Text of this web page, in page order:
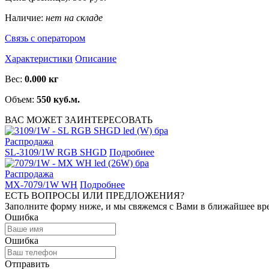
Наличие: нет на складе
Связь с оператором
Характеристики Описание
Вес: 0.000 кг
Объем: 550 куб.м.
ВАС МОЖЕТ ЗАИНТЕРЕСОВАТЬ
Распродажа
SL-3109/1W RGB SHGD Подробнее
Распродажа
MX-7079/1W WH Подробнее
ЕСТЬ ВОПРОСЫ ИЛИ ПРЕДЛОЖЕНИЯ?
Заполните форму ниже, и мы свяжемся с Вами в ближайшее
Ошибка
Ошибка
Отправить